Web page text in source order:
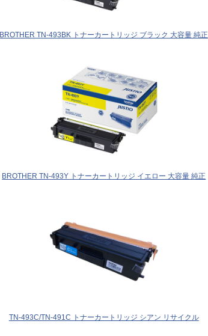
BROTHER TN-493BK トナーカートリッジ ブラック 大容量 純正
BROTHER TN-493Y トナーカートリッジ イエロー 大容量 純正
TN-493C/TN-491C トナーカートリッジ シアン リサイクル